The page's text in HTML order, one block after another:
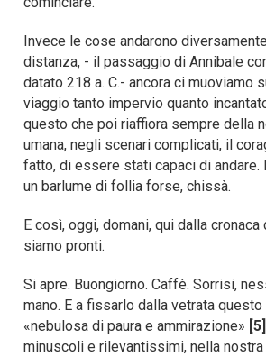
Invece le cose andarono
distanza, - il passaggio di Annibale
datato 218 a. C.- ancora ci muoviamo
viaggio tanto impervio quanto
questo che poi riaffiora sempre della
umana, negli scenari complicati, il
fatto, di essere stati capaci di andare.
un barlume di follia forse, chissà.
E così, oggi, domani, qui dalla
siamo pronti.
Si apre. Buongiorno. Caffè. Sorrisi,
mano. E a fissarlo dalla vetrata
«nebulosa di paura e ammirazione» [5]
minuscoli e rilevantissimi, nella